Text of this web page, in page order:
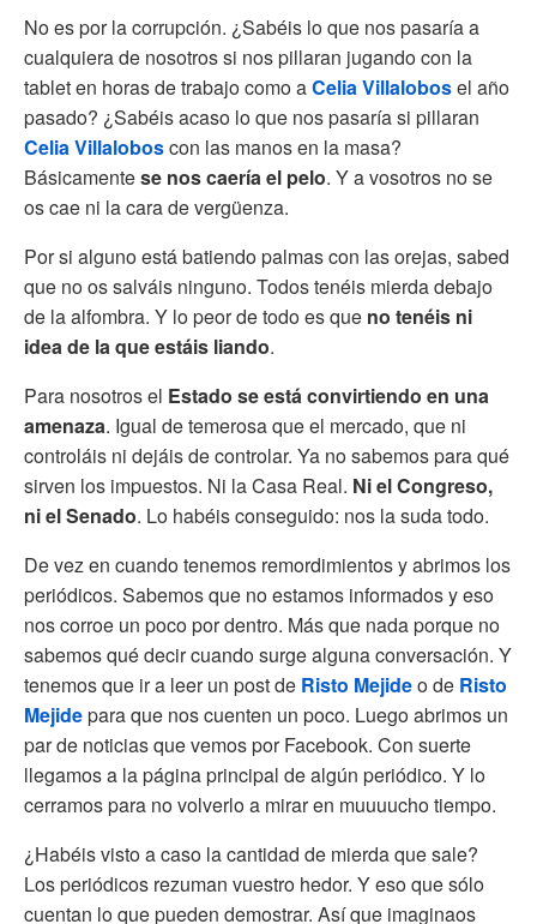
No es por la corrupción. ¿Sabéis lo que nos pasaría a
cualquiera de nosotros si nos pillaran jugando con la
tablet en horas de trabajo como aCelia Villalobosel año
pasado? ¿Sabéis acaso lo que nos pasaría si pillaran
Celia Villaloboscon las manos en la masa?
Básicamentese nos caería el pelo. Y a vosotros no se
os cae ni la cara de vergüenza.
Por si alguno está batiendo palmas con las orejas, sabed
que no os salváis ninguno. Todos tenéis mierda debajo
de la alfombra. Y lo peor de todo es que no tenéis ni
idea de la que estáis liando.
Para nosotros el Estado se está convirtiendo en una
amenaza. Igual de temerosa que el mercado, que ni
controláis ni dejáis de controlar. Ya no sabemos para qué
sirven los impuestos. Ni la Casa Real. Ni el Congreso,
ni el Senado. Lo habéis conseguido: nos la suda todo.
De vez en cuando tenemos remordimientos y abrimos los
periódicos. Sabemos que no estamos informados y eso
nos corroe un poco por dentro. Más que nada porque no
sabemos qué decir cuando surge alguna conversación. Y
tenemos que ir a leer un post de Risto Mejideo de Risto
Mejidepara que nos cuenten un poco. Luego abrimos un
par de noticias que vemos por Facebook. Con suerte
llegamos a la página principal de algún periódico. Y lo
cerramos para no volverlo a mirar en muuuucho tiempo.
¿Habéis visto a caso la cantidad de mierda que sale?
Los periódicos rezuman vuestro hedor. Y eso que sólo
cuentan lo que pueden demostrar. Así que imaginaos